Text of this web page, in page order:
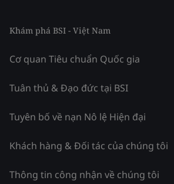
Khám phá BSI - Việt Nam
Cơ quan Tiêu chuẩn Quốc gia
Tuân thủ & Đạo đức tại BSI
Tuyên bố về nạn Nô lệ Hiện đại
Khách hàng & Đối tác của chúng tôi
Thông tin công nhận về chúng tôi